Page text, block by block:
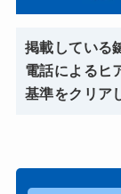
掲載している
電話によるヒ
基準をクリア